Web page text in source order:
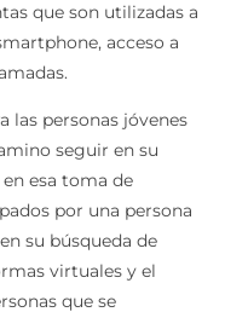
que son utilizadas a
acceso a
las personas jóvenes
seguir en su
esa toma de
por una persona
su búsqueda de
virtuales y el
que se